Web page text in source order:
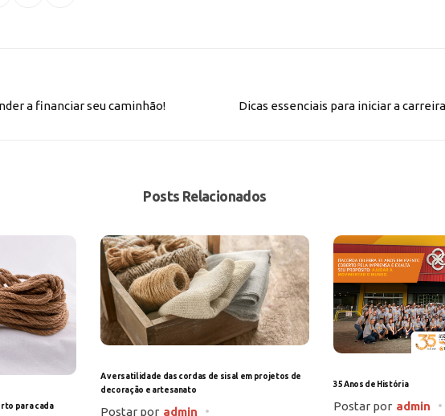
a financiar seu caminhão! Dicas essenciais para iniciar a
Posts Relacionados
para cada
A versatilidade das cordas de sisal em projetos de
decoração e artesanato
Postar por admin
35 Anos de História
Postar por admin